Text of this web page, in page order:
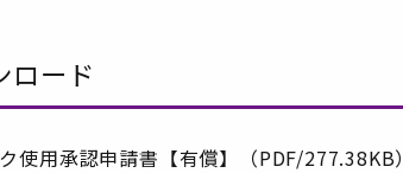
ロード
使用承認申請書【有償】（PDF/277.38KB）